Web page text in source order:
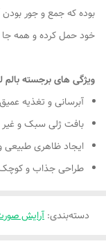
بوده که جمع و جور بودن
خود حمل کرده و همه جا
ویژگی های برجسته
آبرسانی و تغذیه
بافت ژلی سبک و
ایجاد ظاهری طبیعی
طراحی جذاب و
دسته‌بندی: آرایش